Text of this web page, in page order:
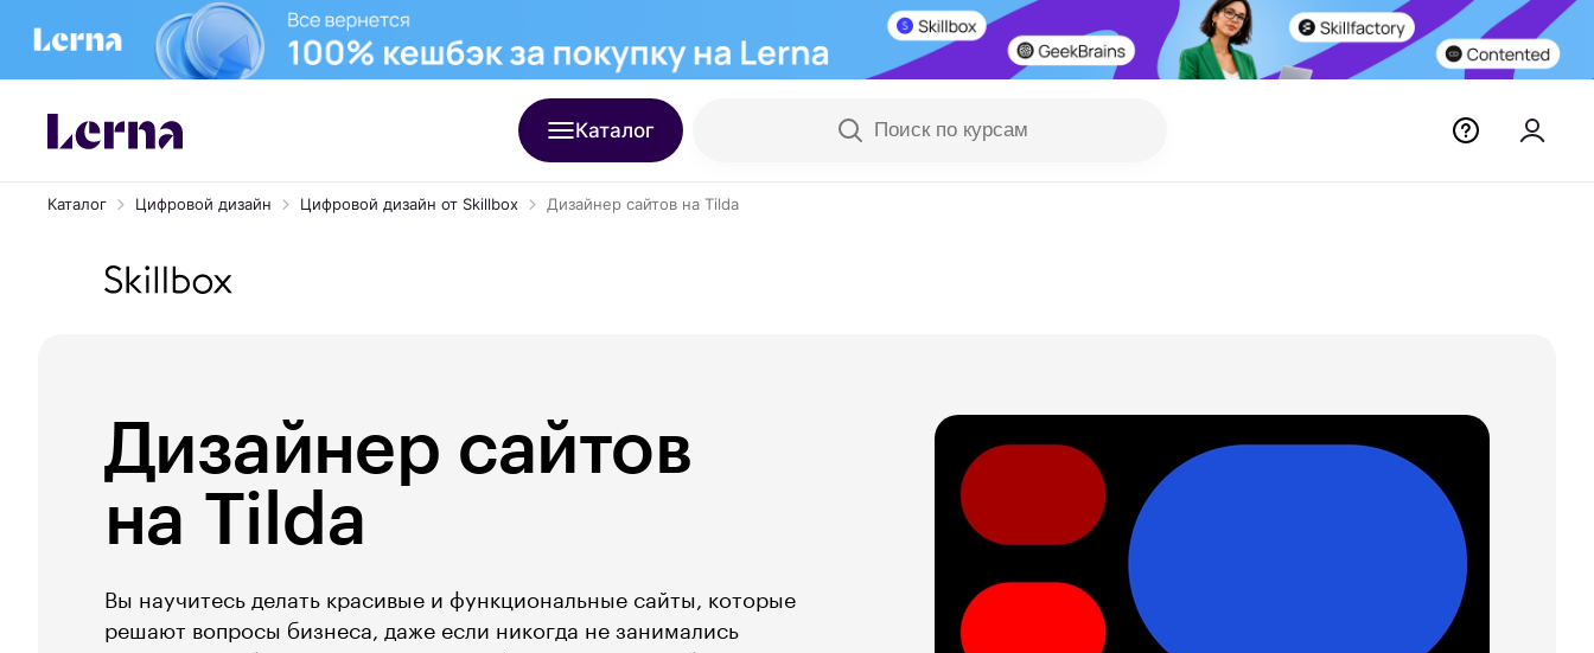
Каталог Поиск по курсам
Каталог Цифровой дизайн Цифровой дизайн от Skillbox Дизайнер сайтов на Tilda
Дизайнер сайтов
на Tilda
Вы научитесь делать красивые и функциональные сайты, которые
решают вопросы бизнеса, даже если никогда не занимались